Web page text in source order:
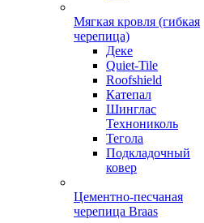
Мягкая кровля (гибкая
черепица)
Деке
Quiet-Tile
Roofshield
Катепал
Шинглас
Технониколь
Тегола
Подкладочный
ковер
Цементно-песчаная
черепица Braas